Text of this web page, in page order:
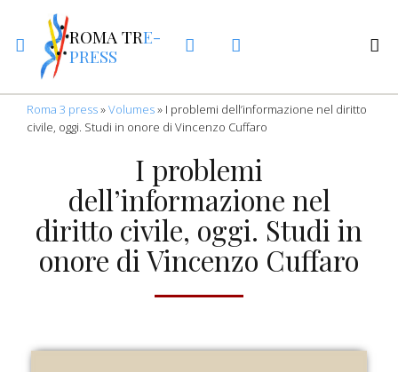
ROMA TRE-
PRESS
Roma 3 press»Volumes» I problemi dell’informazione nel diritto
civile, oggi. Studi in onore di Vincenzo Cuffaro
I problemi
dell’informazione nel
diritto civile, oggi. Studi in
onore di Vincenzo Cuffaro